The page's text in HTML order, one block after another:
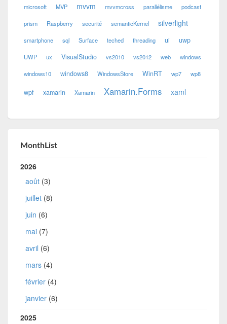
microsoft MVP mvvm mvvmcross parallélisme podcast
prism Raspberry securité semanticKernel silverlight
smartphone sql Surface teched threading ui uwp
UWP ux VisualStudio vs2010 vs2012 web windows
windows10 windows8 WindowsStore WinRT wp7 wp8
wpf xamarin Xamarin Xamarin.Forms xaml
MonthList
2026
août (3)
juillet (8)
juin (6)
mai (7)
avril (6)
mars (4)
février (4)
janvier (6)
2025